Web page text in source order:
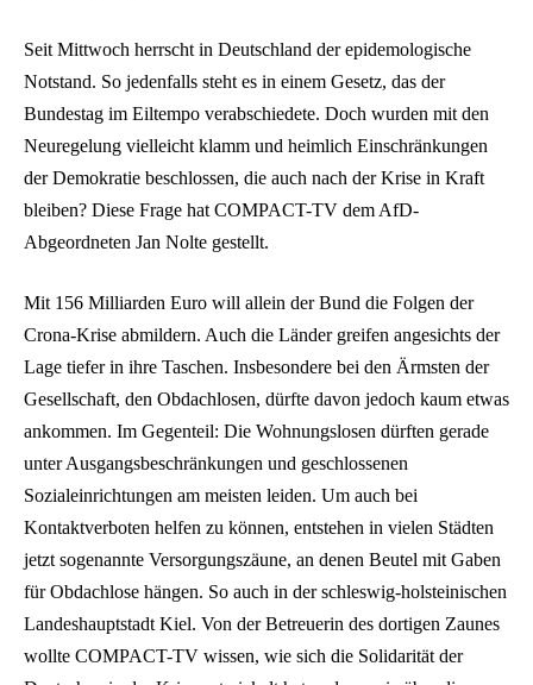
Seit Mittwoch herrscht in Deutschland der epidemologische
Notstand. So jedenfalls steht es in einem Gesetz, das der
Bundestag im Eiltempo verabschiedete. Doch wurden mit den
Neuregelung vielleicht klamm und heimlich Einschränkungen
der Demokratie beschlossen, die auch nach der Krise in Kraft
bleiben? Diese Frage hat COMPACT-TV dem AfD-
Abgeordneten Jan Nolte gestellt.
Mit 156 Milliarden Euro will allein der Bund die Folgen der
Crona-Krise abmildern. Auch die Länder greifen angesichts der
Lage tiefer in ihre Taschen. Insbesondere bei den Ärmsten der
Gesellschaft, den Obdachlosen, dürfte davon jedoch kaum etwas
ankommen. Im Gegenteil: Die Wohnungslosen dürften gerade
unter Ausgangsbeschränkungen und geschlossenen
Sozialeinrichtungen am meisten leiden. Um auch bei
Kontaktverboten helfen zu können, entstehen in vielen Städten
jetzt sogenannte Versorgungszäune, an denen Beutel mit Gaben
für Obdachlose hängen. So auch in der schleswig-holsteinischen
Landeshauptstadt Kiel. Von der Betreuerin des dortigen Zaunes
wollte COMPACT-TV wissen, wie sich die Solidarität der